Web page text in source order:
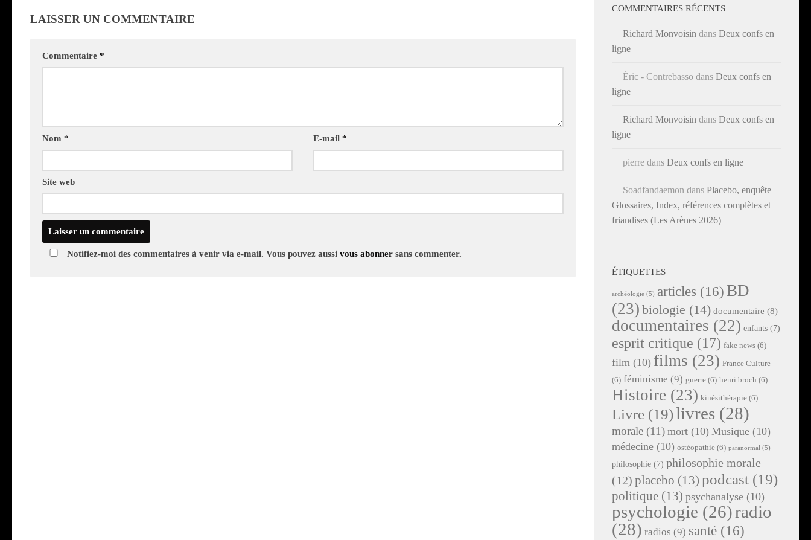
LAISSER UN COMMENTAIRE
Commentaire *
Nom * E-mail*
Site web
Notifiez-moi des commentaires à venir via e-mail. Vous pouvez aussi vous abonner sans commenter.
COMMENTAIRES RÉCENTS
Richard Monvoisin dans Deux confs en
ligne
Éric - Contrebasso dans Deux confs en
ligne
Richard Monvoisin dans Deux confs en
ligne
pierre dans Deux confs en ligne
Soadfandaemon dans Placebo, enquête –
Glossaires, Index, références complètes et
friandises (Les Arènes 2026)
ÉTIQUETTES
archéologie (5) articles (16) BD
(23) biologie (14) documentaire (8)
documentaires (22) enfants (7)
esprit critique (17) fake news (6)
film (10) films (23) France Culture
(6) féminisme (9) guerre (6) henri broch (6)
Histoire (23) kinésithérapie (6)
Livre (19)livres (28)
morale (11) mort (10) Musique (10)
médecine (10) ostéopathie (6) paranormal (5)
philosophie (7) philosophie morale
(12) placebo (13) podcast (19)
politique (13) psychanalyse (10)
psychologie (26)radio
(28) radios (9) santé (16)